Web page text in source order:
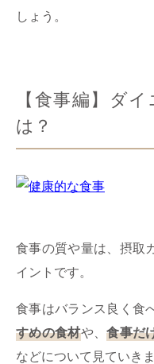
しょう。
【食事編】ダ
は？
食事の質や量は、摂取
イントです。
食事はバランス良く食
すめの食材や、食事だ
などについて見ていきま